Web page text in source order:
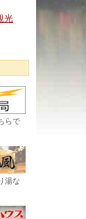
光
らで
湯な